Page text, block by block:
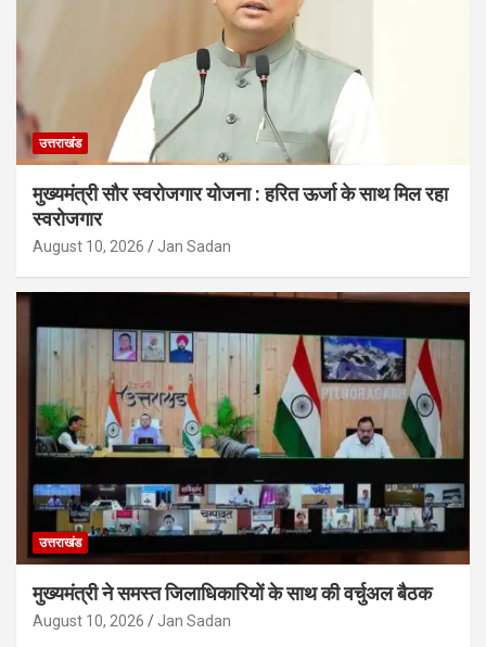
उत्तराखंड
मुख्यमंत्री सौर स्वरोजगार योजना : हरित ऊर्जा के साथ मिल रहा
स्वरोजगार
August 10, 2026 Jan Sadan
उत्तराखंड
मुख्यमंत्री ने समस्त जिलाधिकारियों के साथ की वर्चुअल बैठक
August 10, 2026 Jan Sadan